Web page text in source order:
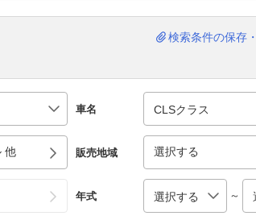
検索条件の保存
車名
他 販売地域 選択する
年式 ～